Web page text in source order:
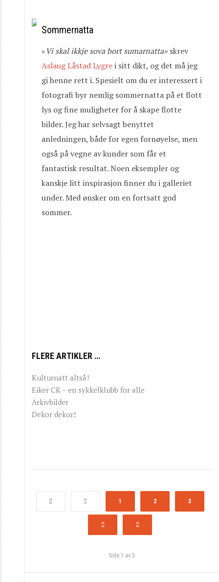
Sommernatta
«Viskalikkjesovabort sumarnatta» skrev
Aslaug Låstad Lygrei sitt dikt, og det må jeg
gi henne rett i. Spesielt om du er interessert i
fotografi byr nemlig sommernatta på et flott
lys og fine muligheter for å skape flotte
bilder. Jeg har selvsagt benyttet
anledningen, både for egen fornøyelse, men
også på vegne av kunder som får et
fantastisk resultat. Noen eksempler og
kanskje litt inspirasjon finner du i galleriet
under. Med ønsker om en fortsatt god
sommer.
FLERE ARTIKLER …
Kulturnatt altså!
Eiker CK – en sykkelklubb for alle
Arkivbilder
Dekor dekor!
1 2 3
Side 1 av 3